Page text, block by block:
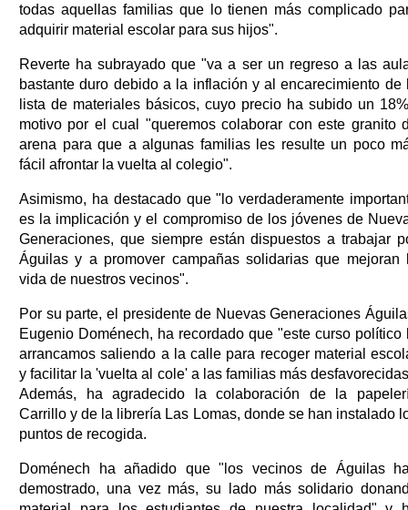
todas aquellas familias que lo tienen más complicado
adquirir material escolar para sus hijos".
Reverte ha subrayado que "va a ser un regreso a las
bastante duro debido a la inflación y al encarecimiento de
lista de materiales básicos, cuyo precio ha subido un
motivo por el cual "queremos colaborar con este granito
arena para que a algunas familias les resulte un poco
fácil afrontar la vuelta al colegio".
Asimismo, ha destacado que "lo verdaderamente
es la implicación y el compromiso de los jóvenes de
Generaciones, que siempre están dispuestos a trabajar
Águilas y a promover campañas solidarias que mejoran
vida de nuestros vecinos".
Por su parte, el presidente de Nuevas Generaciones
Eugenio Doménech, ha recordado que "este curso político
arrancamos saliendo a la calle para recoger material
y facilitar la 'vuelta al cole' a las familias más
Además, ha agradecido la colaboración de la
Carrillo y de la librería Las Lomas, donde se han instalado
puntos de recogida.
Doménech ha añadido que "los vecinos de Águilas
demostrado, una vez más, su lado más solidario